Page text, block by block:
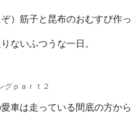
）筋子と昆布のおむすび作
ないふつうな一日。
グｐａｒｔ２
車は走っている間底の方か